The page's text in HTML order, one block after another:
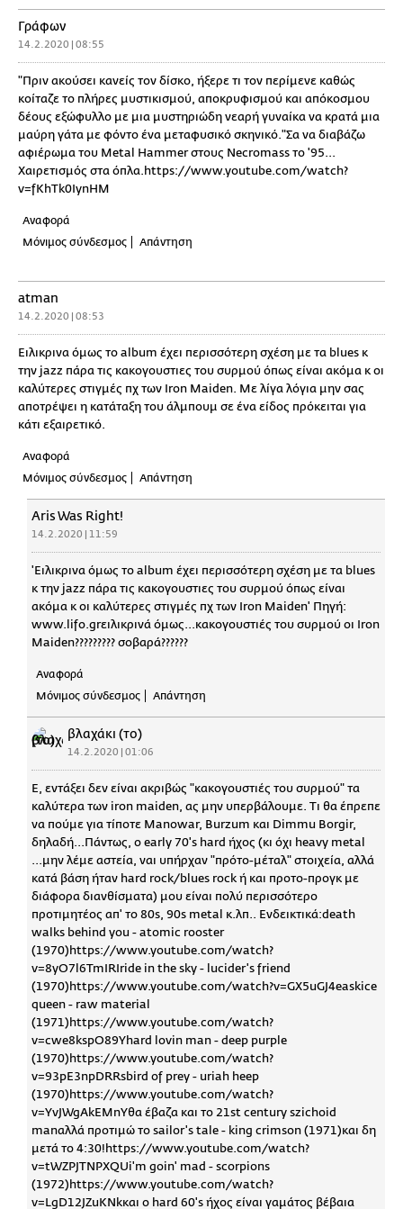
Γράφων
14.2.2020 | 08:55
"Πριν ακούσει κανείς τον δίσκο, ήξερε τι τον περίμενε καθώς
κοίταζε το πλήρες μυστικισμού, αποκρυφισμού και απόκοσμου
δέους εξώφυλλο με μια μυστηριώδη νεαρή γυναίκα να κρατά μια
μαύρη γάτα με φόντο ένα μεταφυσικό σκηνικό."Σα να διαβάζω
αφιέρωμα του Metal Hammer στους Necromass το '95...
Χαιρετισμός στα όπλα.https://www.youtube.com/watch?
v=fKhTk0IynHM
Αναφορά
Μόνιμος σύνδεσμος
Απάντηση
atman
14.2.2020 | 08:53
Ειλικρινα όμως το album έχει περισσότερη σχέση με τα blues κ
την jazz πάρα τις κακογουστιες του συρμού όπως είναι ακόμα κ οι
καλύτερες στιγμές πχ των Iron Maiden. Με λίγα λόγια μην σας
αποτρέψει η κατάταξη του άλμπουμ σε ένα είδος πρόκειται για
κάτι εξαιρετικό.
Αναφορά
Μόνιμος σύνδεσμος
Απάντηση
Aris Was Right!
14.2.2020 | 11:59
'Ειλικρινα όμως το album έχει περισσότερη σχέση με τα blues
κ την jazz πάρα τις κακογουστιες του συρμού όπως είναι
ακόμα κ οι καλύτερες στιγμές πχ των Iron Maiden' Πηγή:
www.lifo.grειλικρινά όμως...κακογουστιές του συρμού οι Ιron
Maiden????????? σοβαρά??????
Αναφορά
Μόνιμος σύνδεσμος
Απάντηση
βλαχάκι (το)
14.2.2020 | 01:06
Ε, εντάξει δεν είναι ακριβώς "κακογουστιές του συρμού" τα
καλύτερα των iron maiden, ας μην υπερβάλουμε. Τι θα έπρεπε
να πούμε για τίποτε Μanowar, Burzum και Dimmu Borgir,
δηλαδή...Πάντως, o early 70's hard ήχος (κι όχι heavy metal
...μην λέμε αστεία, ναι υπήρχαν "πρότο-μέταλ" στοιχεία, αλλά
κατά βάση ήταν hard rock/blues rock ή και προτο-προγκ με
διάφορα διανθίσματα) μου είναι πολύ περισσότερο
προτιμητέος απ' το 80s, 90s metal κ.λπ.. Ενδεικτικά:death
walks behind you - atomic rooster
(1970)https://www.youtube.com/watch?
v=8yO7l6TmIRIride in the sky - lucider's friend
(1970)https://www.youtube.com/watch?v=GX5uGJ4easkice
queen - raw material
(1971)https://www.youtube.com/watch?
v=cwe8kspO89Yhard lovin man - deep purple
(1970)https://www.youtube.com/watch?
v=93pE3npDRRsbird of prey - uriah heep
(1970)https://www.youtube.com/watch?
v=YvJWgAkEMnYθα έβαζα και το 21st century szichoid
manαλλά προτιμώ το sailor's tale - king crimson (1971)και δη
μετά το 4:30!https://www.youtube.com/watch?
v=tWZPJTNPXQUi'm goin' mad - scorpions
(1972)https://www.youtube.com/watch?
v=LgD12JZuKNkκαι ο hard 60's ήχος είναι γαμάτος βέβαια